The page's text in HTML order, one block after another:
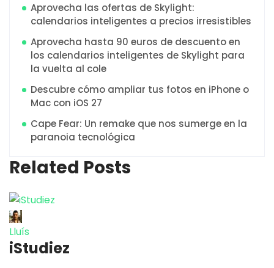
Aprovecha las ofertas de Skylight:
calendarios inteligentes a precios irresistibles
Aprovecha hasta 90 euros de descuento en
los calendarios inteligentes de Skylight para
la vuelta al cole
Descubre cómo ampliar tus fotos en iPhone o
Mac con iOS 27
Cape Fear: Un remake que nos sumerge en la
paranoia tecnológica
Related Posts
Lluís
iStudiez